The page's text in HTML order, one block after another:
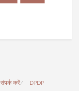
संपर्क करें DPDP